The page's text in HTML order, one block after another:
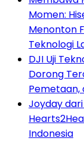
Momen:
Menonton
Teknologi
DJI Uji
Dorong
Pemetaan,
Joyday
Indonesia